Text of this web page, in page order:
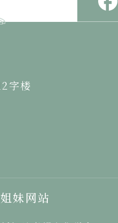
字楼
姐妹网站